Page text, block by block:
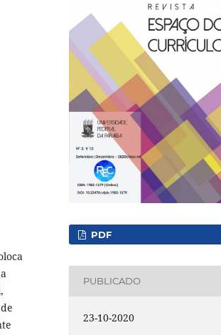
PDF
PUBLICADO
23-10-2020